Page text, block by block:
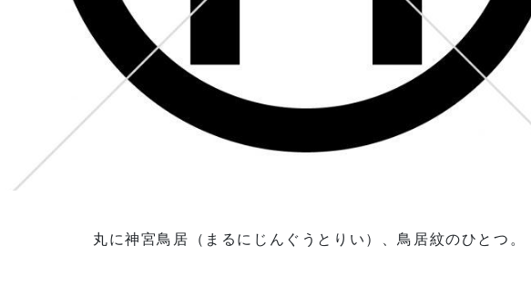
丸に神宮鳥居（まるにじんぐうとりい）、鳥居紋のひとつ。